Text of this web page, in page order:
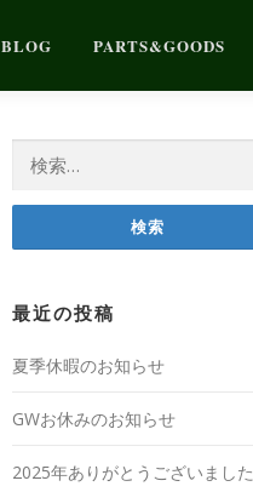
BLOG PARTS&GOODS
最近の投稿
夏季休暇のお知らせ
GWお休みのお知らせ
2025年ありがとうございました